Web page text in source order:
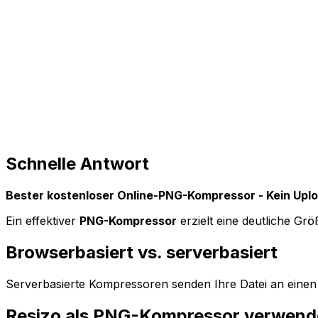
Schnelle Antwort
Bester kostenloser Online-PNG-Kompressor - Kein
Ein effektiver PNG-Kompressor erzielt eine deutliche
Browserbasiert vs. serverbasiert
Serverbasierte Kompressoren senden Ihre Datei an